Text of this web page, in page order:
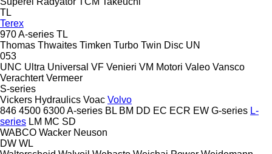
TL
Terex
970A-series TL
Thomas Thwaites Timken Turbo Twin Disc UN
053
UNC Ultra Universal VF Venieri VM Motori Valeo Vansco
Verachtert Vermeer
S-series
Vickers Hydraulics Voac Volvo
846 4500 6300A-series BL BM DD EC ECR EW G-series L-
series LM MC SD
WABCO Wacker Neuson
DW WL